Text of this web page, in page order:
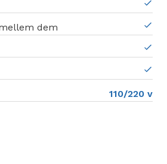
dem
110/220 v